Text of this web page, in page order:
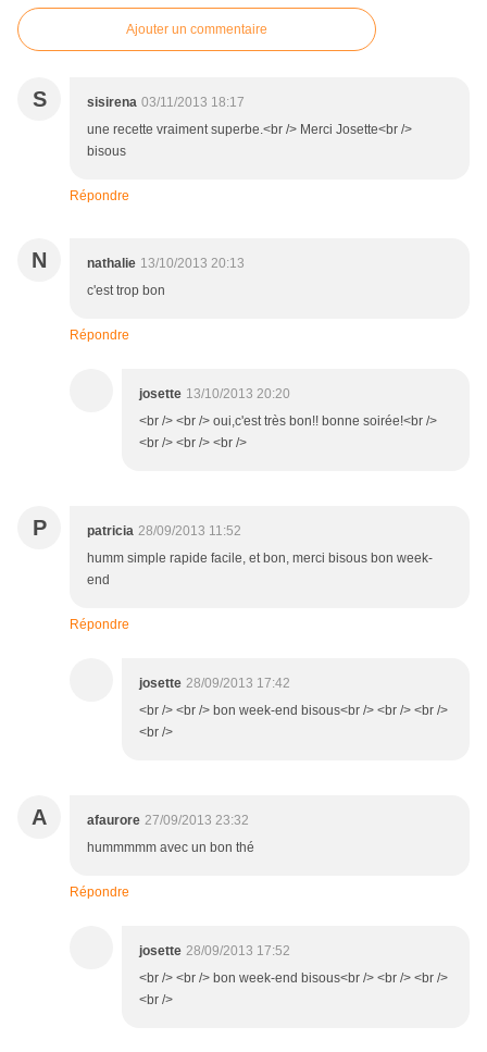
Ajouter un commentaire
S sisirena 03/11/2013 18:17
une recette vraiment superbe.<br /> Merci Josette<br />
bisous
Répondre
N nathalie 13/10/2013 20:13
c'est trop bon
Répondre
josette 13/10/2013 20:20
<br /> <br /> oui,c'est très bon!! bonne soirée!<br />
<br /> <br /> <br />
P patricia 28/09/2013 11:52
humm simple rapide facile, et bon, merci bisous bon week-
end
Répondre
josette 28/09/2013 17:42
<br /> <br /> bon week-end bisous<br /> <br /> <br />
<br />
A afaurore 27/09/2013 23:32
hummmmm avec un bon thé
Répondre
josette 28/09/2013 17:52
<br /> <br /> bon week-end bisous<br /> <br /> <br />
<br />